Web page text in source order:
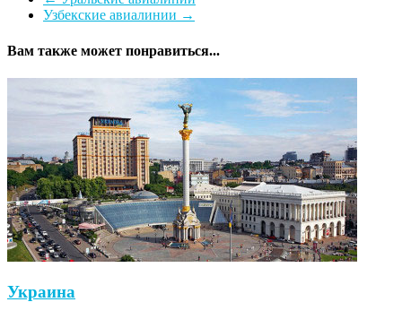
Узбекские авиалинии →
Вам также может понравиться...
Украина